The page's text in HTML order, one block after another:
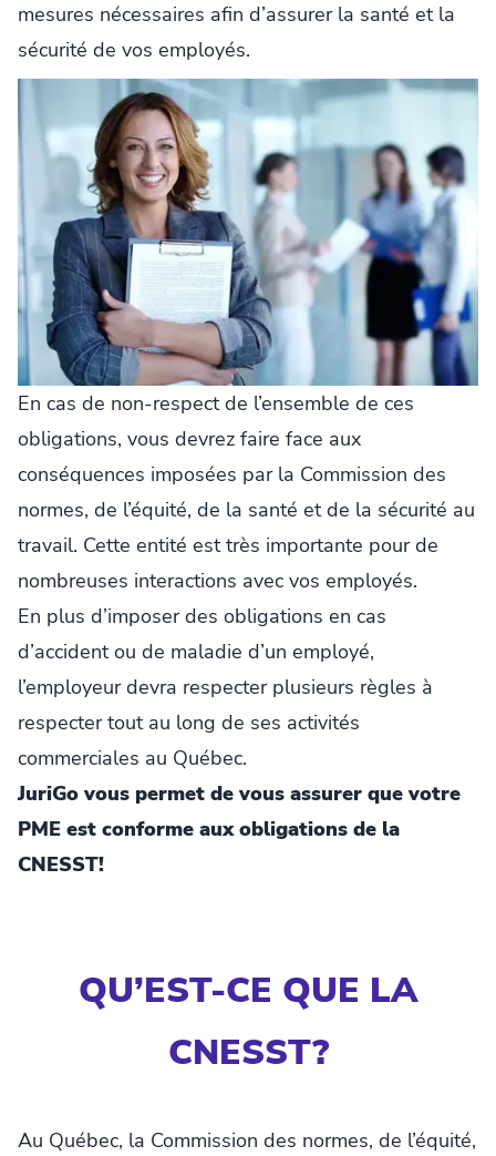
mesures nécessaires afin d’assurer la santé et la
sécurité de vos employés.
En cas de non-respect de l’ensemble de ces
obligations, vous devrez faire face aux
conséquences imposées par la Commission des
normes, de l’équité, de la santé et de la sécurité au
travail. Cette entité est très importante pour de
nombreuses interactions avec vos employés.
En plus d’imposer des obligations en cas
d’accident ou de maladie d’un employé,
l’employeur devra respecter plusieurs règles à
respecter tout au long de ses activités
commerciales au Québec.
JuriGo vous permet de vous assurer que votre
PME est conforme aux obligations de la
CNESST!
QU’EST-CE QUE LA
CNESST?
Au Québec, la Commission des normes, de l’équité,